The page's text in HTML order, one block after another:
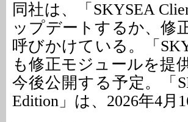
同社は、「SKYSEA
ップデートするか、修
呼びかけている。「
も修正モジュールを提
今後公開する予定。「
Edition」は、2026年4月